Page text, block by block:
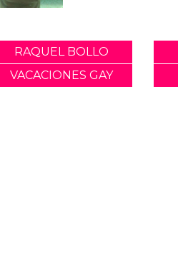
RAQUEL BOLLO
VACACIONES GAY